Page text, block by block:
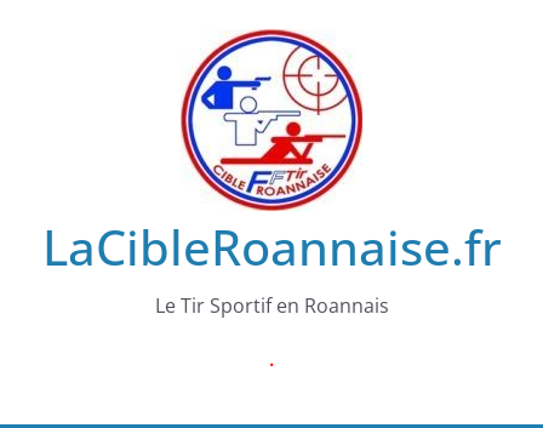
LaCibleRoannaise.fr
Le Tir Sportif en Roannais
.